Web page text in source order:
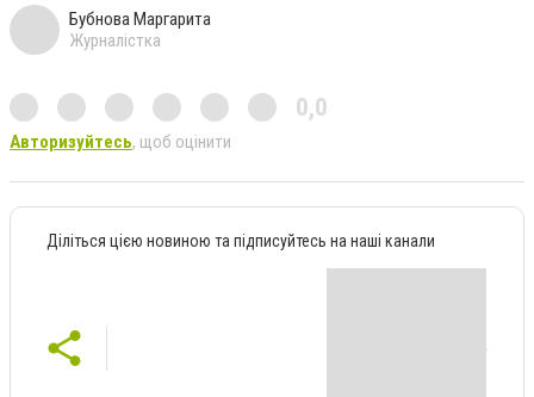
Бубнова Маргарита
Журналістка
0,0
Авторизуйтесь, щоб оцінити
Діліться цією новиною та підписуйтесь на наші канали